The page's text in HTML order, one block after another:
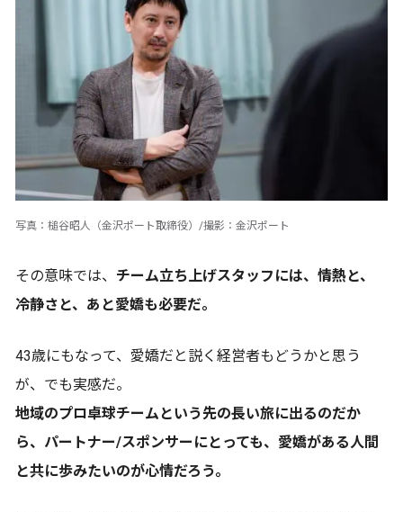
写真：槌谷昭人（金沢ポート取締役）/撮影：金沢ポート
その意味では、 チーム立ち上げスタッフには、情熱と、
冷静さと、あと愛嬌も必要だ。
43歳にもなって、愛嬌だと説く経営者もどうかと思う
が、でも実感だ。
地域のプロ卓球チームという先の長い旅に出るのだか
ら、パートナー/スポンサーにとっても、愛嬌がある人間
と共に歩みたいのが心情だろう。